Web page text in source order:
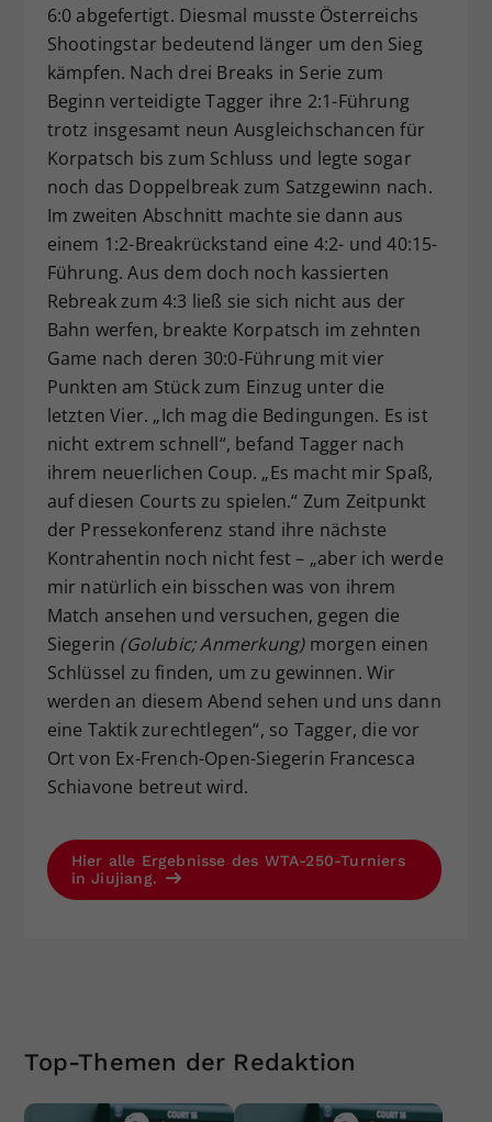
6:0 abgefertigt. Diesmal musste Österreichs
Shootingstar bedeutend länger um den Sieg
kämpfen. Nach drei Breaks in Serie zum
Beginn verteidigte Tagger ihre 2:1-Führung
trotz insgesamt neun Ausgleichschancen für
Korpatsch bis zum Schluss und legte sogar
noch das Doppelbreak zum Satzgewinn nach.
Im zweiten Abschnitt machte sie dann aus
einem 1:2-Breakrückstand eine 4:2- und 40:15-
Führung. Aus dem doch noch kassierten
Rebreak zum 4:3 ließ sie sich nicht aus der
Bahn werfen, breakte Korpatsch im zehnten
Game nach deren 30:0-Führung mit vier
Punkten am Stück zum Einzug unter die
letzten Vier. „Ich mag die Bedingungen. Es ist
nicht extrem schnell“, befand Tagger nach
ihrem neuerlichen Coup. „Es macht mir Spaß,
auf diesen Courts zu spielen.“ Zum Zeitpunkt
der Pressekonferenz stand ihre nächste
Kontrahentin noch nicht fest – „aber ich werde
mir natürlich ein bisschen was von ihrem
Match ansehen und versuchen, gegen die
Siegerin (Golubic; Anmerkung)morgen einen
Schlüssel zu finden, um zu gewinnen. Wir
werden an diesem Abend sehen und uns dann
eine Taktik zurechtlegen“, so Tagger, die vor
Ort von Ex-French-Open-Siegerin Francesca
Schiavone betreut wird.
Hier alle Ergebnisse des WTA-250-Turniers
in Jiujiang.
Top-Themen der Redaktion